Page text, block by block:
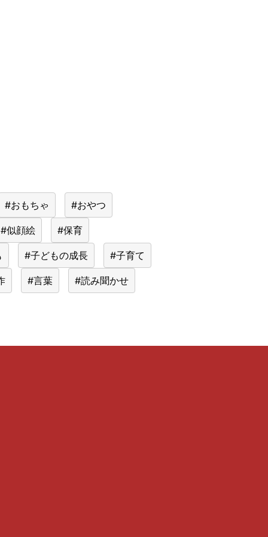
#おもちゃ #おやつ
#似顔絵 #保育
#子どもの成長 #子育て
#言葉 #読み聞かせ